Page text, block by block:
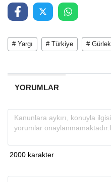
# Yargı # Türkiye # Gürlek
YORUMLAR